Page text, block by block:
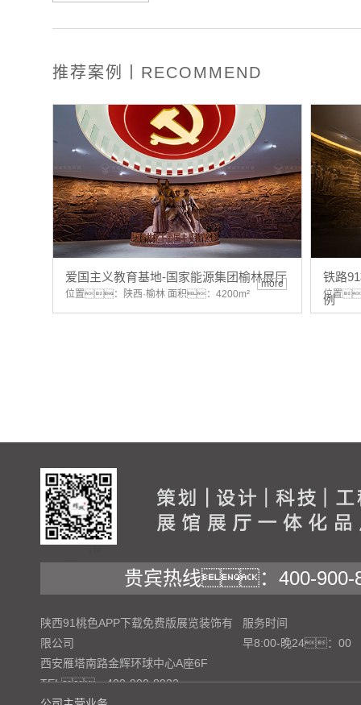
推荐案例丨RECOMMEND
爱国主义教育基地-国家能源集团榆林展厅
位置：陕西·榆林 面积：4200m²
more
铁路
例
位置
贵宾热线：400-900-
陕西91桃色APP下载免费版展览装饰有
限公司
西安雁塔南路金辉环球中心A座6F
TEL：400-900-8922
服务时间
早8:00-晚24：00